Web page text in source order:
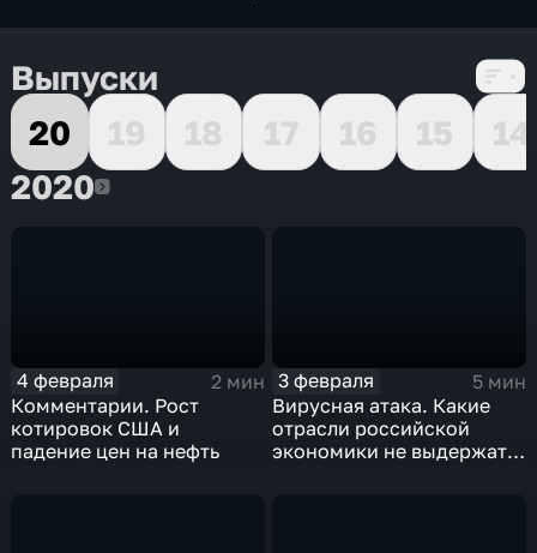
Выпуски
20
19 18 17 16 15
14
20202020
4 февраля
2 мин
Комментарии. Рост
котировок США и
падение цен на нефть
3 февраля
5 мин
Вирусная атака. Какие
отрасли российской
экономики не выдержат